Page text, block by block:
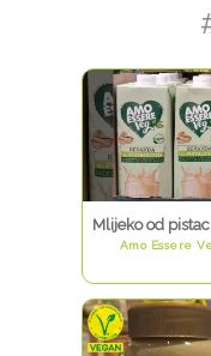
Mlijeko od
Amo Essere